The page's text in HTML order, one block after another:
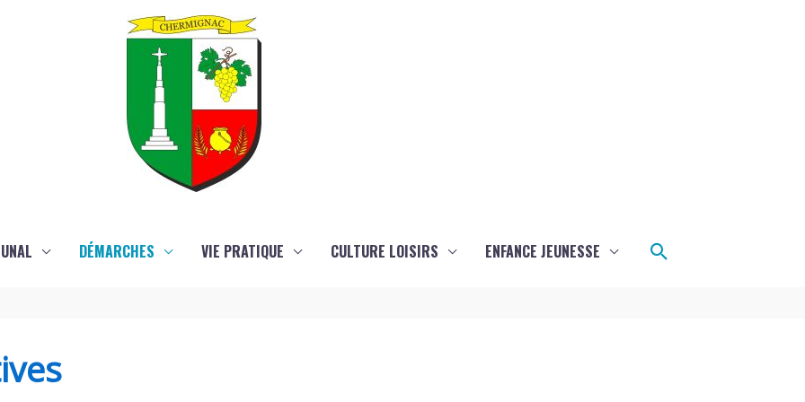
DÉMARCHES VIE PRATIQUE CULTURE LOISIRS ENFANCE JEUNESSE Rechercher